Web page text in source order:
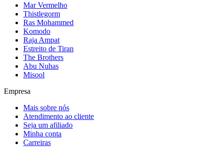
Mar Vermelho
Thistlegorm
Ras Mohammed
Komodo
Raja Ampat
Estreito de Tiran
The Brothers
Abu Nuhas
Misool
Empresa
Mais sobre nós
Atendimento ao cliente
Seja um afiliado
Minha conta
Carreiras